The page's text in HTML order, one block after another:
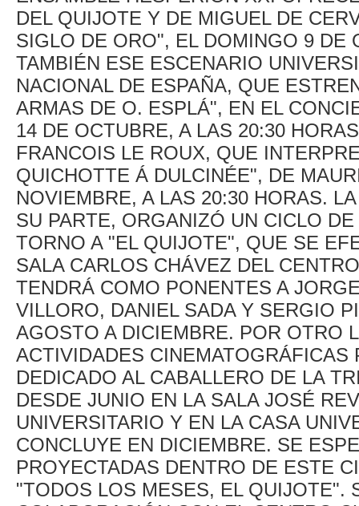
DEL QUIJOTE Y DE MIGUEL DE
SIGLO DE ORO", EL DOMINGO 9 DE
TAMBIÉN ESE ESCENARIO
NACIONAL DE ESPAÑA, QUE
ARMAS DE O. ESPLÁ", EN EL
14 DE OCTUBRE, A LAS 20:30
FRANCOIS LE ROUX, QUE
QUICHOTTE Á DULCINÉE", DE
NOVIEMBRE, A LAS 20:30 HORAS.
SU PARTE, ORGANIZÓ UN CICLO
TORNO A "EL QUIJOTE", QUE SE
SALA CARLOS CHÁVEZ DEL
TENDRÁ COMO PONENTES A
VILLORO, DANIEL SADA Y SERGIO
AGOSTO A DICIEMBRE. POR OTRO
ACTIVIDADES CINEMATOGRÁFICAS
DEDICADO AL CABALLERO DE LA
DESDE JUNIO EN LA SALA JOSÉ
UNIVERSITARIO Y EN LA CASA
CONCLUYE EN DICIEMBRE. SE
PROYECTADAS DENTRO DE ESTE
"TODOS LOS MESES, EL QUIJOTE".